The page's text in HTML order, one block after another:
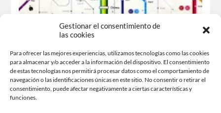
Gestionar el consentimiento de
las cookies
Para ofrecer las mejores experiencias, utilizamos tecnologías como las cookies
para almacenar y/o acceder a la información del dispositivo. El consentimiento
de estas tecnologías nos permitirá procesar datos como el comportamiento de
navegación o las identificaciones únicas en este sitio. No consentir o retirar el
consentimiento, puede afectar negativamente a ciertas características y
funciones.
Punts d’entrada i Ritme en disseny i
Davant d’un disseny, peça creativa, pàgina web o element
visual, el nostre camp visual es focalitza, inconscientment,
cap a un punt on ressalta la tipografia, el propòsit únic…
Comparteix-ho: